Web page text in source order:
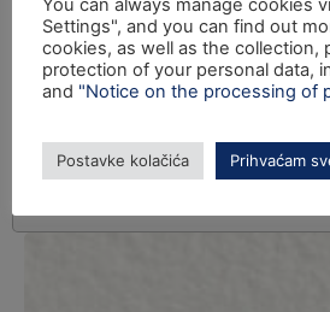
Settings", and you can find out
cookies, as well as the collection,
protection of your personal data,
and "Notice on the processing of
Postavke kolačića Prihvaćam